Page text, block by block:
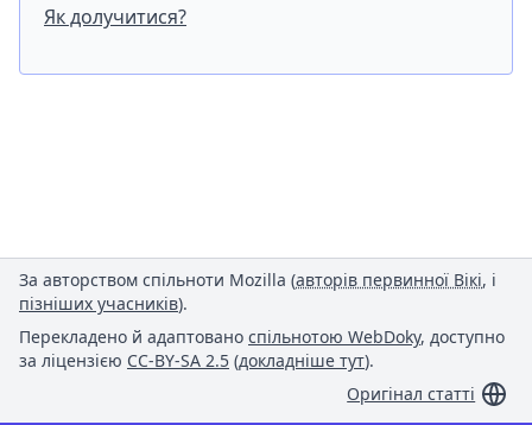
Як долучитися?
За авторством спільноти Mozilla (авторів первинної Вікі, і
пізніших учасників).
Перекладено й адаптовано спільнотою WebDoky, доступно
за ліцензією CC-BY-SA 2.5 (докладніше тут).
Оригінал статті